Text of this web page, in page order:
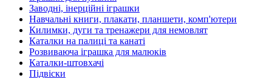
Заводні, інерційні іграшки
Навчальні книги, плакати, планшети, комп'ютери
Килимки, дуги та тренажери для немовлят
Каталки на палиці та канаті
Розвиваюча іграшка для малюків
Каталки-штовхачі
Підвіски